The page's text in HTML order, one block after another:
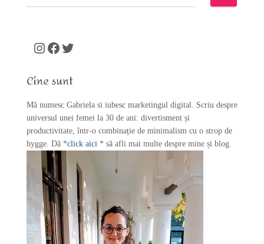
e
o
:
Instagram Facebook Twitter
Cine sunt
Mă numesc Gabriela si iubesc marketingul digital. Scriu despre
universul unei femei la 30 de ani: divertisment și
productivitate, într-o combinație de minimalism cu o strop de
hygge. Dă *click aici * să afli mai multe despre mine și blog.